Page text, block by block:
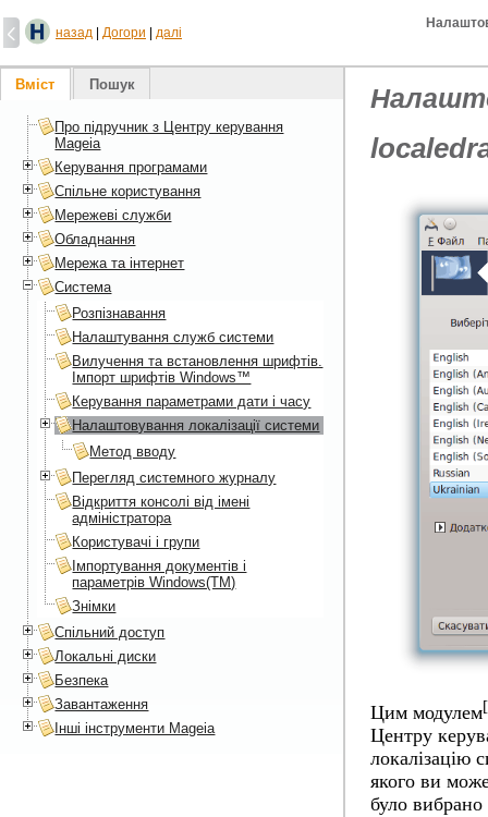
назад Догори далі
Цим модулем[
Центру
локалізацію
якого ви
було вибрано
Вміст Пошук
Про підручник з Центру керування
Mageia
Керування програмами
Спільне користування
Мережеві служби
Обладнання
Мережа та інтернет
Система
Розпізнавання
Налаштування служб системи
Вилучення та встановлення шрифтів.
Імпорт шрифтів Windows™
Керування параметрами дати і часу
Налаштовування локалізації системи
Метод вводу
Перегляд системного журналу
Відкриття консолі від імені
адміністратора
Користувачі і групи
Імпортування документів і
параметрів Windows(TM)
Знімки
Спільний доступ
Локальні диски
Безпека
Завантаження
Інші інструменти Mageia